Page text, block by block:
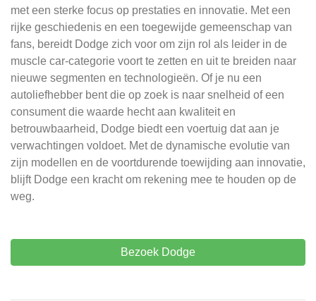
met een sterke focus op prestaties en innovatie. Met een
rijke geschiedenis en een toegewijde gemeenschap van
fans, bereidt Dodge zich voor om zijn rol als leider in de
muscle car-categorie voort te zetten en uit te breiden naar
nieuwe segmenten en technologieën. Of je nu een
autoliefhebber bent die op zoek is naar snelheid of een
consument die waarde hecht aan kwaliteit en
betrouwbaarheid, Dodge biedt een voertuig dat aan je
verwachtingen voldoet. Met de dynamische evolutie van
zijn modellen en de voortdurende toewijding aan innovatie,
blijft Dodge een kracht om rekening mee te houden op de
weg.
Bezoek Dodge